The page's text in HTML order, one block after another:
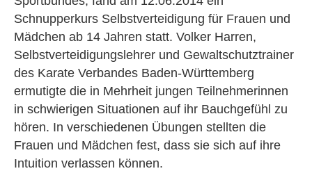
Schnupperkurs Selbstverteidigung für Frauen und
Mädchen ab 14 Jahren statt. Volker Harren,
Selbstverteidigungslehrer und Gewaltschutztrainer
des Karate Verbandes Baden-Württemberg
ermutigte die in Mehrheit jungen Teilnehmerinnen
in schwierigen Situationen auf ihr Bauchgefühl zu
hören. In verschiedenen Übungen stellten die
Frauen und Mädchen fest, dass sie sich auf ihre
Intuition verlassen können.